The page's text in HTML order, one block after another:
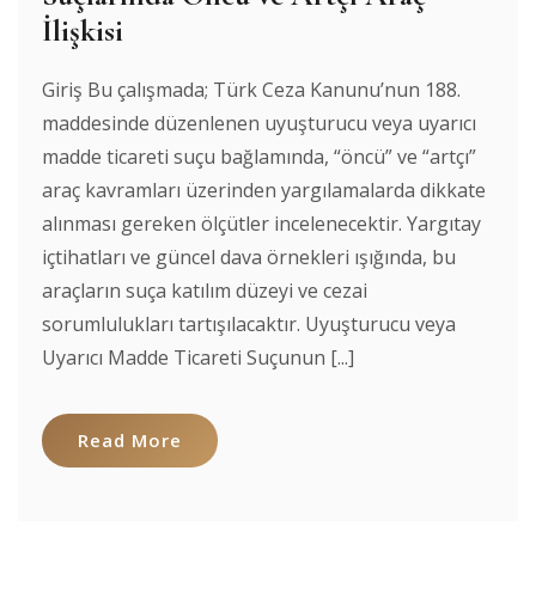
İlişkisi
Giriş Bu çalışmada; Türk Ceza Kanunu’nun 188.
maddesinde düzenlenen uyuşturucu veya uyarıcı
madde ticareti suçu bağlamında, “öncü” ve “artçı”
araç kavramları üzerinden yargılamalarda dikkate
alınması gereken ölçütler incelenecektir. Yargıtay
içtihatları ve güncel dava örnekleri ışığında, bu
araçların suça katılım düzeyi ve cezai
sorumlulukları tartışılacaktır. Uyuşturucu veya
Uyarıcı Madde Ticareti Suçunun [...]
Read More